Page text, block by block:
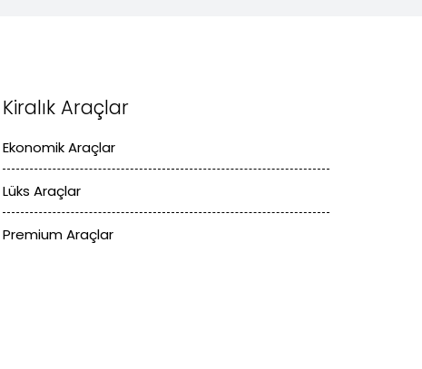
Kiralık Araçlar
Ekonomik Araçlar
Lüks Araçlar
Premium Araçlar